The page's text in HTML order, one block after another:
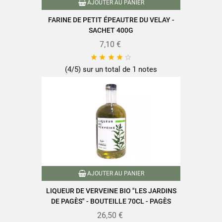
www.sabarot.com/actualites-et-recettes/actus-
recettes/recettes/
Fiche technique
Caractéristiques produit
PACK_DECOUVERTE_HAUTE_LOIRE
AJOUTER AU PANIER
FARINE DE PETIT ÉPEAUTRE DU VELAY -
SACHET 400G
7,10 €
    
(4/5) sur un total de 1 notes
AJOUTER AU PANIER
LIQUEUR DE VERVEINE BIO "LES JARDINS
DE PAGÈS" - BOUTEILLE 70CL - PAGÈS
26,50 €